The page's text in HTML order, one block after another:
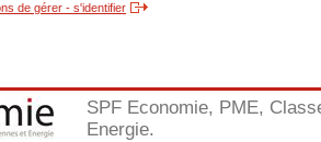
de gérer - s'identifier
SPF Economie, PME,
Energie.